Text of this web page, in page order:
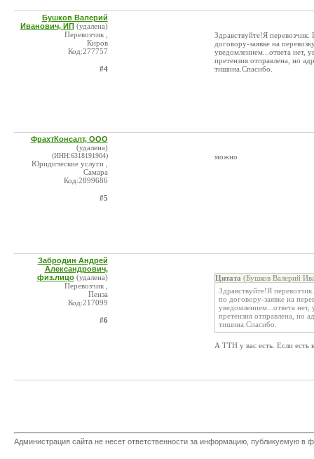
Бушков Валерий
Иванович, ИП (удалена)
Перевозчик ,
Киров
Код:277757
#4
Здравствуйте!Я
договору-заявке на
уведомлением...ответа нет,
претензия отправлена, но
тишина.Спасибо.
ФрахтКонсалт, ООО
(удалена)
(ИНН:6318191904)
Юридические услуги ,
Самара
Код:2899686
#5
можно
Забродин Андрей
Александрович,
физ.лицо (удалена)
Перевозчик ,
Пенза
Код:217099
#6
Цитата (Бушков Валерий
Здравствуйте!Я
по договору-заявке на
уведомлением...ответа
претензия отправлена, но
тишина.Спасибо.
А ТТН у вас есть. Если есть
Администрация сайта не несет ответственности за информацию, публикуемую